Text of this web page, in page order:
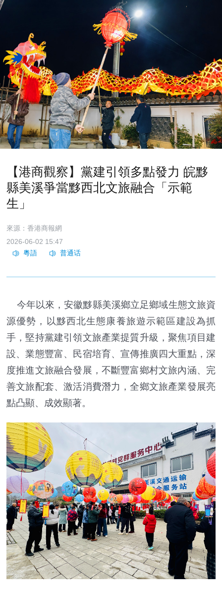
【港商觀察】黨建引領多點發力 皖黟
縣美溪爭當黟西北文旅融合「示範
生」
來源：香港商報網
2026-06-02 15:47
今年以來，安徽黟縣美溪鄉立足鄉域生態文旅資
源優勢，以黟西北生態康養旅遊示範區建設為抓
手，堅持黨建引領文旅產業提質升級，聚焦項目建
設、業態豐富、民宿培育、宣傳推廣四大重點，深
度推進文旅融合發展，不斷豐富鄉村文旅內涵、完
善文旅配套、激活消費潛力，全鄉文旅產業發展亮
點凸顯、成效顯著。